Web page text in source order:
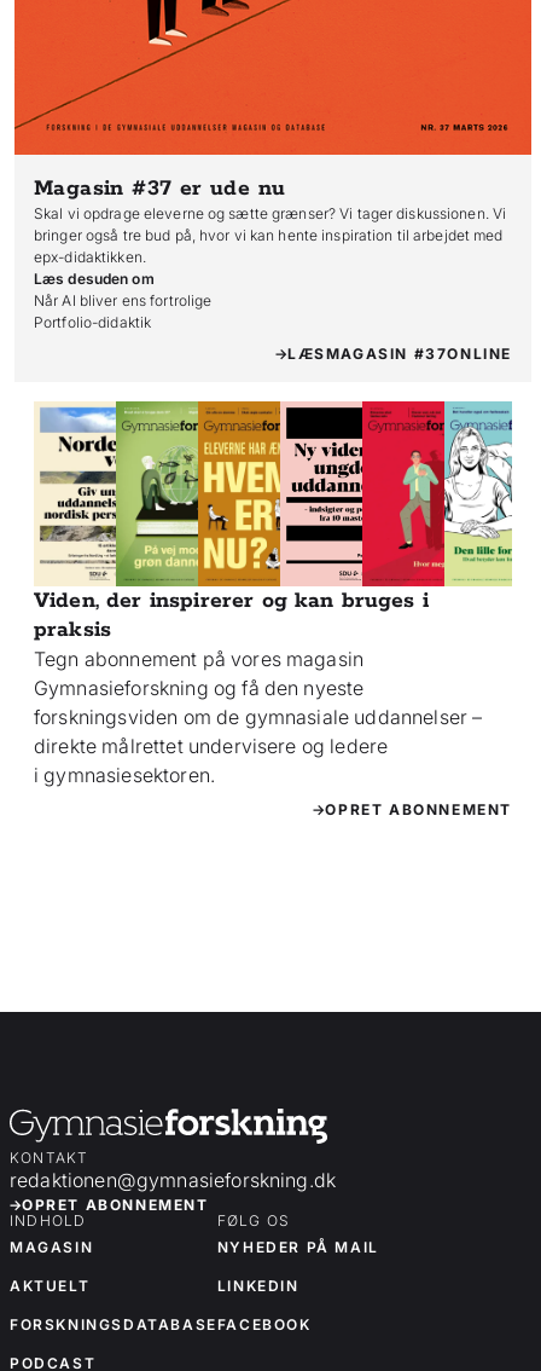
Magasin #37 er ude nu
Skal vi opdrage eleverne og sætte grænser? Vi tager diskussionen. Vi
bringer også tre bud på, hvor vi kan hente inspiration til arbejdet med
epx-didaktikken.
Læs desuden om
Når AI bliver ens fortrolige
Portfolio-didaktik
LÆSMAGASIN #37ONLINE
Viden, der inspirerer og kan bruges i
praksis
Tegn abonnement på vores magasin
Gymnasieforskning og få den nyeste
forskningsviden om de gymnasiale uddannelser –
direkte målrettet undervisere og ledere
i gymnasiesektoren.
OPRET ABONNEMENT
KONTAKT
redaktionen@gymnasieforskning.dk
OPRET ABONNEMENT
INDHOLD
MAGASIN
AKTUELT
FORSKNINGSDATABASE
PODCAST
FØLG OS
NYHEDER PÅ MAIL
LINKEDIN
FACEBOOK